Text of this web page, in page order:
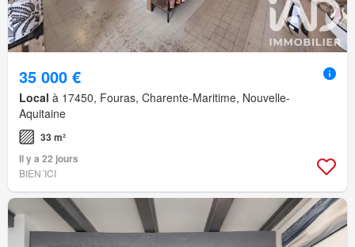
35 000 €
Local à 17450, Fouras, Charente-Maritime, Nouvelle-
Aquitaine
33 m²
Il y a 22 jours
BIEN´ICI